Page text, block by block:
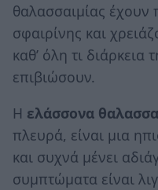
θαλασσαιμίας
σφαιρίνης και
καθ’ όλη τι διάρκεια
επιβιώσουν.
Η ελάσσονα
πλευρά, είναι μια
και συχνά μένει
συμπτώματα είναι